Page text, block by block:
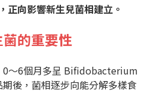
正向影響新生兒菌相建立。
的重要性
0～6個月多呈 Bifidobacterium
後，菌相逐步向能分解多樣食